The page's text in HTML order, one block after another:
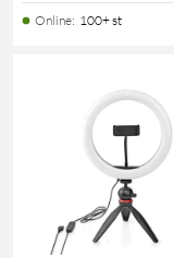
Online: 100+ st